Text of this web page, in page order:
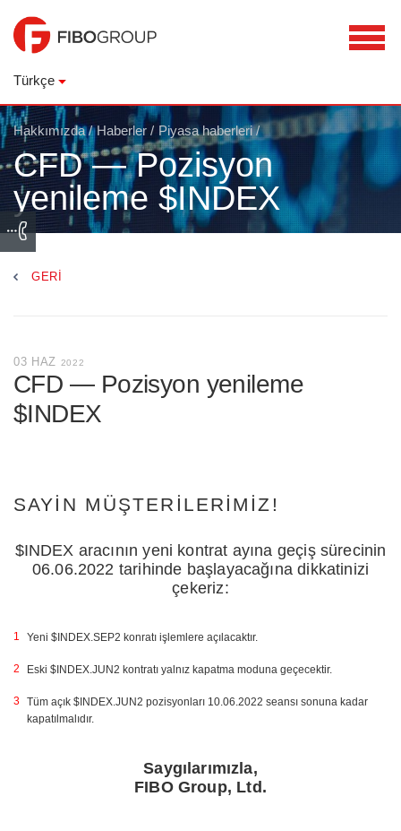
Türkçe
Hakkımızda/ Haberler / Piyasa haberleri/
CFD — Pozisyon
yenileme $INDEX
GERI
03 HAZ 2022
CFD — Pozisyon yenileme
$INDEX
SAYIN MÜŞTERILERIMIZ!
$INDEX aracının yeni kontrat ayına geçiş sürecinin
06.06.2022 tarihinde başlayacağına dikkatinizi
çekeriz:
Yeni $INDEX.SEP2 konratı işlemlere açılacaktır.
Eski $INDEX.JUN2 kontratı yalnız kapatma moduna geçecektir.
Tüm açık $INDEX.JUN2 pozisyonları 10.06.2022 seansı sonuna kadar
kapatılmalıdır.
Saygılarımızla,
FIBO Group, Ltd.